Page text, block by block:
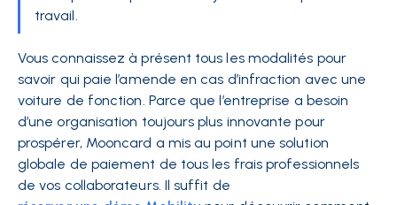
travail.
Vous connaissez à présent tous les modalités pour
savoir qui paie l’amende en cas d’infraction avec une
voiture de fonction. Parce que l’entreprise a besoin
d’une organisation toujours plus innovante pour
prospérer, Mooncard a mis au point une solution
globale de paiement de tous les frais professionnels
de vos collaborateurs. Il suffit de